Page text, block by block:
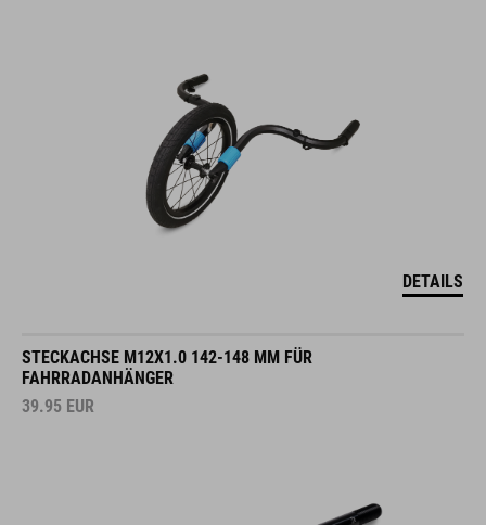
DETAILS
STECKACHSE M12X1.0 142-148 MM FÜR
FAHRRADANHÄNGER
39.95 EUR